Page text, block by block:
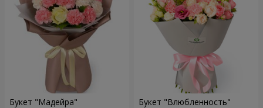
Букет "Мадейра" Букет "Влюбленность"